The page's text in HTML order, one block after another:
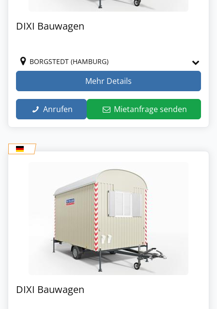
DIXI Bauwagen
BORGSTEDT (HAMBURG)
Mehr Details
Anrufen Mietanfrage senden
DIXI Bauwagen